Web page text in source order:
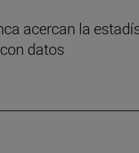
acercan la
datos